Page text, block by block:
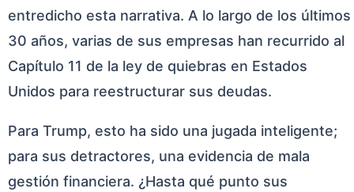
entredicho esta narrativa. A lo largo de los últimos
30 años, varias de sus empresas han recurrido al
Capítulo 11 de la ley de quiebras en Estados
Unidos para reestructurar sus deudas.
Para Trump, esto ha sido una jugada inteligente;
para sus detractores, una evidencia de mala
gestión financiera. ¿Hasta qué punto sus